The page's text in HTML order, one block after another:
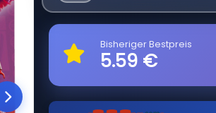
Bisheriger Bestpreis
5.59 €